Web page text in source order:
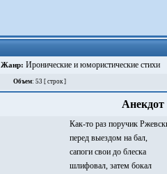
Жанр: Иронические и юмористические стихи
Объем: 53 [ строк ]
Анекдот
Как-то раз поручик
перед выездом на бал,
сапоги свои до блеска
шлифовал, затем бокал